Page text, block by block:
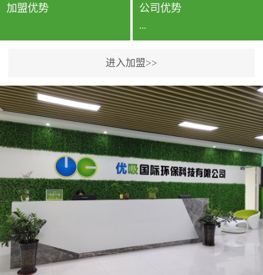
加盟优势 公司优势
...
专利保护优势、双甲资质
企业（“室内环境净化治理
甲级施工资质”“室内环境
污染治理资质等级证
书”）、拥有多名高级《环
境工程高级工程师》室内
空气治理资格认证的治理
人员、掌握室内空气净化
治理实用技术和五项专利
技术、八项计算机软件著
作权登记证书等。研发实
进入加盟>>